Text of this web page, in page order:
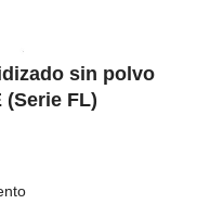
sin polvo
(Serie FL)